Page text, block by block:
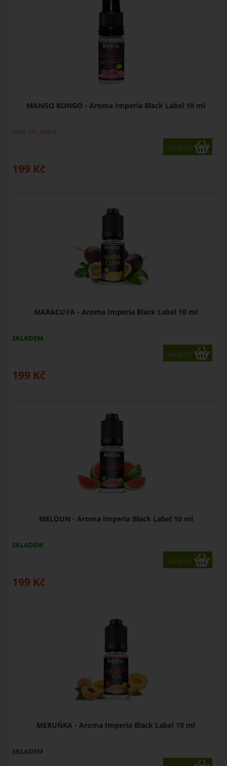
MANGO KONGO - Aroma Imperia Black Label 10 ml
NENÍ SKLADEM
Varianty
199 Kč
MARACUYA - Aroma Imperia Black Label 10 ml
SKLADEM
Varianty
199 Kč
MELOUN - Aroma Imperia Black Label 10 ml
SKLADEM
Varianty
199 Kč
MERUŇKA - Aroma Imperia Black Label 10 ml
SKLADEM